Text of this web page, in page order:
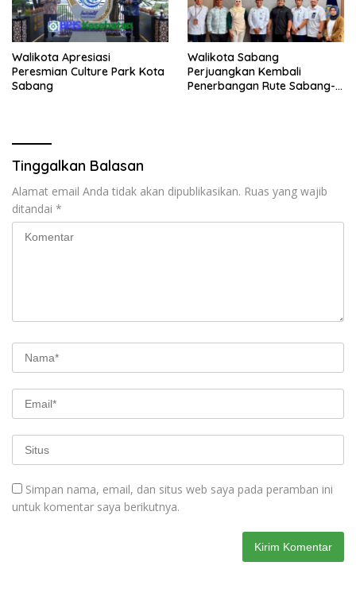
Walikota Apresiasi
Peresmian Culture Park Kota
Sabang
Walikota Sabang
Perjuangkan Kembali
Penerbangan Rute Sabang-
Tinggalkan Balasan
Alamat email Anda tidak akan dipublikasikan. Ruas yang wajib
ditandai *
Simpan nama, email, dan situs web saya pada peramban ini
untuk komentar saya berikutnya.